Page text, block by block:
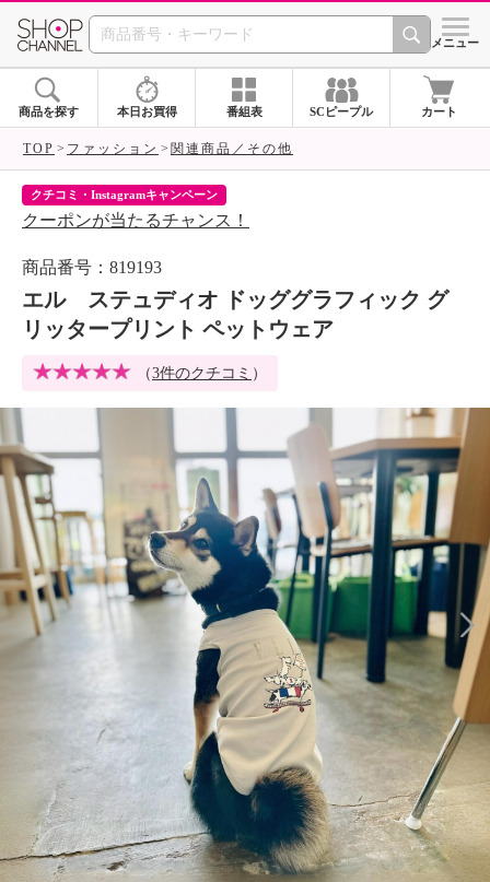
SHOP CHANNEL シメニュー
商品を探す 本日お買得 番組表 SCピープル カート
TOP ファッション 関連商品／その他
クチコミ・Instagramキャンペーン
クーポンが当たるチャンス！
商品番号：819193
エル ステュディオ ドッググラフィック グ
リッタープリント ペットウェア
（3件のクチコミ ）